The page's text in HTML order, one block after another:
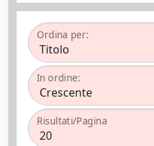
Ordina per:
In ordine:
Risultati/Pagina